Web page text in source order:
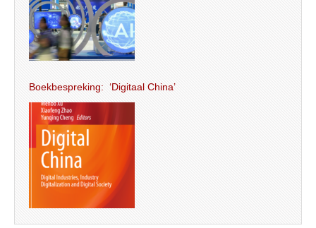
Boekbespreking: ‘Digitaal China’